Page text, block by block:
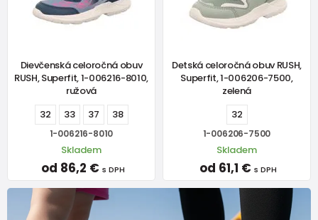
Dievčenská celoročná obuv
RUSH, Superfit, 1-006216-8010,
ružová
32
33 37 38
1-006216-8010
Skladem
od 86,2 € s DPH
Detská celoročná obuv RUSH,
Superfit, 1-006206-7500,
zelená
32
1-006206-7500
Skladem
od 61,1 € s DPH